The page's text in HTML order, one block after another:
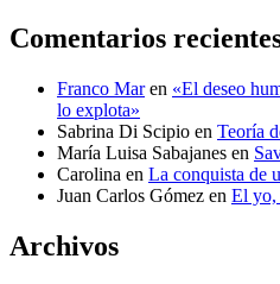
Comentarios
Franco Maren «El deseo
lo explota»
Sabrina Di Scipio en Teoría
María Luisa Sabajanes en
Carolina en La conquista de
Juan Carlos Gómez en El yo,
Archivos